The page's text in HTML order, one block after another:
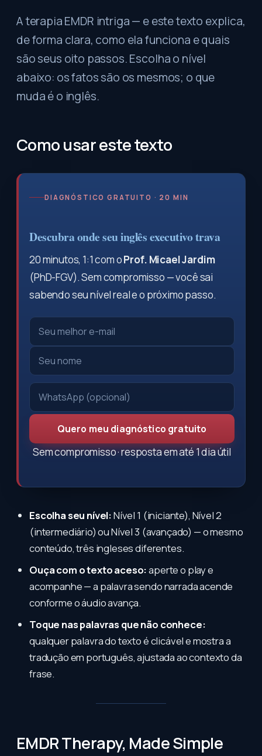
A terapia EMDR intriga — e este texto explica,
de forma clara, como ela funciona e quais
são seus oito passos. Escolha o nível
abaixo: os fatos são os mesmos; o que
muda é o inglês.
Como usar este texto
DIAGNÓSTICO GRATUITO · 20 MIN
Descubra onde seu inglês executivo trava
20 minutos, 1:1 com oProf. Micael Jardim
(PhD-FGV). Sem compromisso — você sai
sabendo seu nível real e o próximo passo.
Quero meu diagnóstico gratuito
Sem compromisso · resposta em até 1 dia útil
Escolha seu nível:Nível 1 (iniciante), Nível 2
(intermediário) ou Nível 3 (avançado) — o mesmo
conteúdo, três ingleses diferentes.
Ouça com o texto aceso:aperte o play e
acompanhe — a palavra sendo narrada acende
conforme o áudio avança.
Toque nas palavras que não conhece:
qualquer palavra do texto é clicável e mostra a
tradução em português, ajustada ao contexto da
frase.
EMDR Therapy, Made Simple